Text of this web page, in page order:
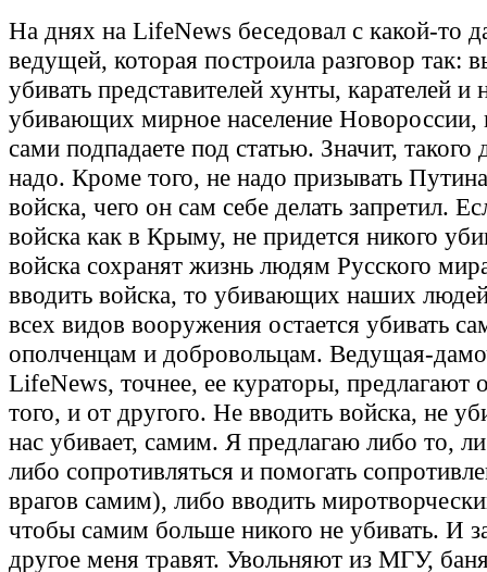
На днях на LifeNews беседовал с какой-то
ведущей, которая построила разговор так:
убивать представителей хунты, карателей и
убивающих мирное население
сами подпадаете под статью. Значит, такого
надо. Кроме того, не надо призывать
войска, чего он сам себе делать запретил.
войска как в Крыму, не придется никого
войска сохранят жизнь людям Русского
вводить войска, то убивающих наших
всех видов вооружения остается убивать
ополченцам и добровольцам. Ведущая-
LifeNews, точнее, ее кураторы, предлагают
того, и от другого. Не вводить войска, не
нас убивает, самим. Я предлагаю либо то,
либо сопротивляться и помогать
врагов самим), либо вводить
чтобы самим больше никого не убивать. И
другое меня травят. Увольняют из МГУ,